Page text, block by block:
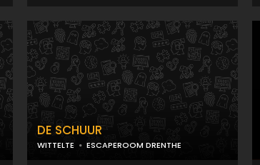
DE SCHUUR
WITTELTE ESCAPEROOM DRENTHE